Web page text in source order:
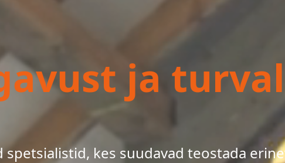
ja
kes suudavad teostada